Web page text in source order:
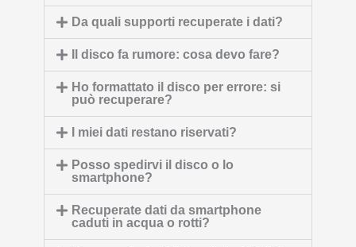
Da quali supporti recuperate i dati?
Il disco fa rumore: cosa devo fare?
Ho formattato il disco per errore: si
può recuperare?
I miei dati restano riservati?
Posso spedirvi il disco o lo
smartphone?
Recuperate dati da smartphone
caduti in acqua o rotti?